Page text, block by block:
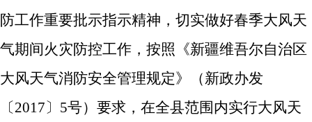
防工作重要批示指示精神，切实做好春季大风天
气期间火灾防控工作，按照《新疆维吾尔自治区
大风天气消防安全管理规定》（新政办发
〔2017〕 5号）要求， 在全县范围内实行大风天